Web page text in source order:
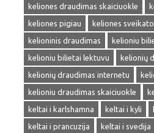
keliones draudimas skaiciuokle
keliones pigiau
keliones
kelioninis draudimas
kelioniu
kelioniu bilietai lektuvu
kelionių
kelionių draudimas internetu
kelioniu draudimas skaiciuokle
keltai i karlshamna
keltai i kyli
keltai i prancuzija
keltai i svedija